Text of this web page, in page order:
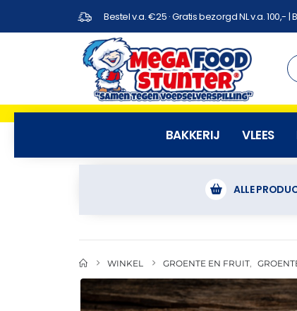
Bestel v.a. €25 · Gratis bezorgd NL v.a. 100,- |
BAKKERIJ VLEES
ALLE
WINKEL GROENTE EN FRUIT